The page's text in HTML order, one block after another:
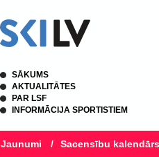
SĀKUMS
AKTUALITĀTES
PAR LSF
INFORMĀCIJA SPORTISTIEM
Jaunumi / Sacensību kalendārs